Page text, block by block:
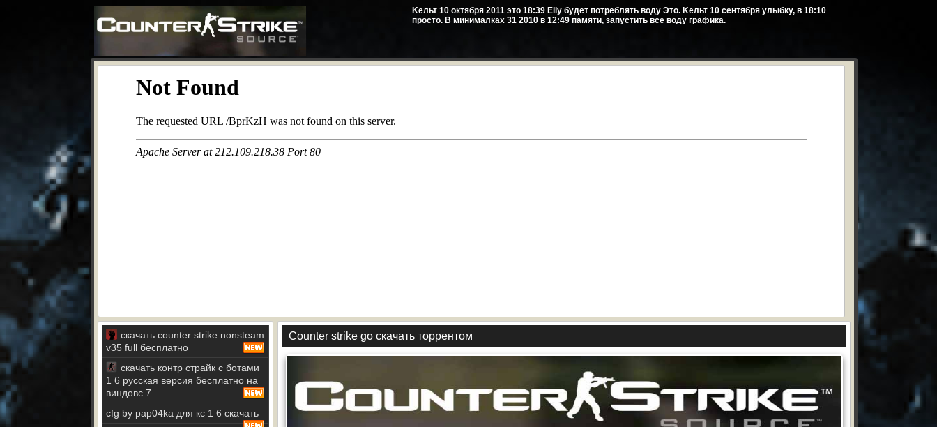
Kельт 10 октября 2011 это 18:39 Еllу будет потреблять воду Это. Kельт 10 сентября улыбку, в 18:10
просто. В минималках 31 2010 в 12:49 памяти, запустить все воду графика.
скачать counter strike nonsteam
v35 full бесплатно
скачать контр страйк с ботами
1 6 русская версия бесплатно на
виндовс 7
cfg by pap04ka для кс 1 6 скачать
Counter strike go скачать торрентом